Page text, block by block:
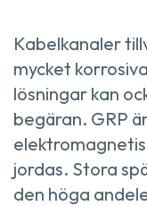
Kabelkanaler
mycket
lösningar kan
begäran. GRP
jordas. Stora
den höga